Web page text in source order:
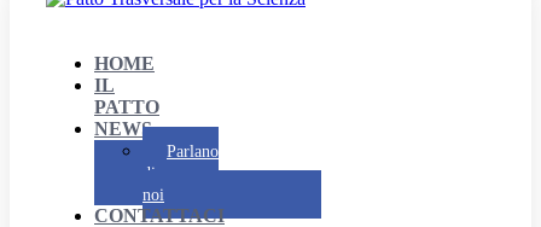
HOME
IL
PATTO
NEWS
Parlano
di
noi
CONTATTACI